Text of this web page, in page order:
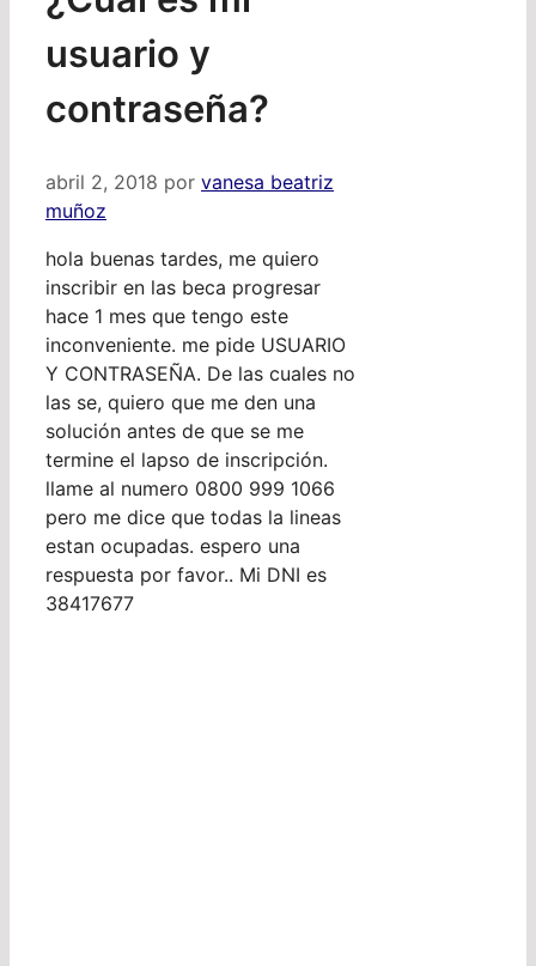
usuario y
contraseña?
abril 2, 2018 por vanesa beatriz
muñoz
hola buenas tardes, me quiero
inscribir en las beca progresar
hace 1 mes que tengo este
inconveniente. me pide USUARIO
Y CONTRASEÑA. De las cuales no
las se, quiero que me den una
solución antes de que se me
termine el lapso de inscripción.
llame al numero 0800 999 1066
pero me dice que todas la lineas
estan ocupadas. espero una
respuesta por favor.. Mi DNI es
38417677